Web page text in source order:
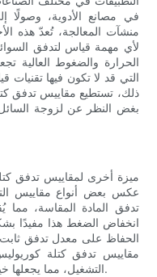
في مصانع الأدوية، وصولًا
منشآت المعالجة، تُعدّ هذه
لأي مهمة قياس لتدفق
الحرارة والضغوط العالية
التي قد لا تكون فيها تقنيات
ذلك، تستطيع مقاييس تدفق
بغض النظر عن لزوجة السائل
ميزة أخرى لمقاييس تدفق
عكس بعض أنواع مقاييس
تدفق المادة المقاسة،
انخفاض الضغط هذا مفيدًا
الحفاظ على معدل تدفق
مقاييس تدفق كتلة
التشغيل، مما يجعلها خيارًا اقتصاديًا للعديد من العمليات الصناعية.